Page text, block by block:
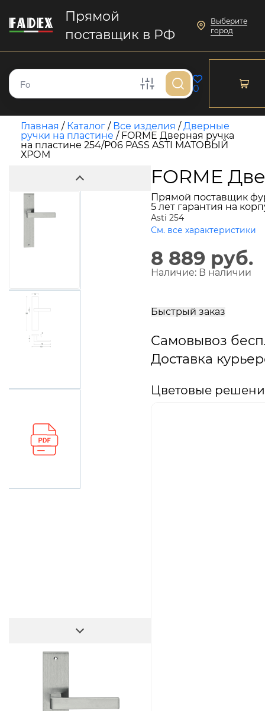
Прямой
поставщик в РФ
Выберите
город
0
Главная / Каталог / Все изделия /Дверные
ручки на пластине / FORME Дверная ручка
на пластине 254/P06 PASS ASTI МАТОВЫЙ
ХРОМ
FORME
Прямой поставщик
5 лет гарантия на
Asti 254
См. все характеристики
8 889 руб.
Наличие: В наличии
Быстрый заказ
Самовывоз
Доставка
Цветовые